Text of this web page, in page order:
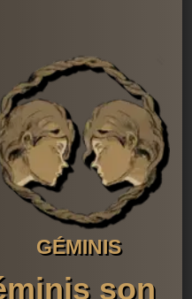
GÉMINIS
son